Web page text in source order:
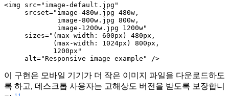
<img src="image-default.jpg"
     srcset="image-480w.jpg 480w,
             image-800w.jpg 800w,
             image-1200w.jpg 1200w"
     sizes="(max-width: 600px) 480px,
            (max-width: 1024px) 800px,
            1200px"
이 구현은 모바일 기기가 더 작은 이미지 파일을 다운로드하도
록 하고, 데스크톱 사용자는 고해상도 버전을 받도록 보장합니